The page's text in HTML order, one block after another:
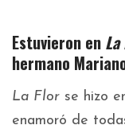
Estuvieron en
hermano
La Flor se hizo
enamoró de